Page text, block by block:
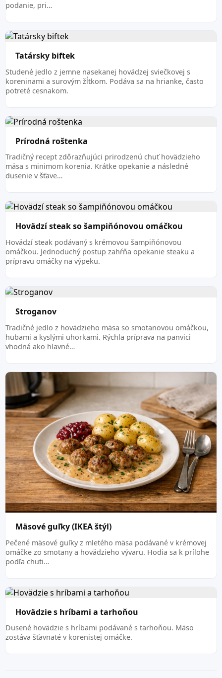
podanie, pri…
Tatársky biftek
Studené jedlo z jemne nasekanej hovädzej sviečkovej s
koreninami a surovým žĺtkom. Podáva sa na hrianke, často
potreté cesnakom.
Prírodná roštenka
Tradičný recept zdôrazňujúci prirodzenú chuť hovädzieho
mäsa s minimom korenia. Krátke opekanie a následné
dusenie v šťave…
Hovädzí steak so šampiňónovou omáčkou
Hovädzí steak podávaný s krémovou šampiňónovou
omáčkou. Jednoduchý postup zahŕňa opekanie steaku a
prípravu omáčky na výpeku.
Stroganov
Tradičné jedlo z hovädzieho mäsa so smotanovou omáčkou,
hubami a kyslými uhorkami. Rýchla príprava na panvici
vhodná ako hlavné…
Mäsové guľky (IKEA štýl)
Pečené mäsové guľky z mletého mäsa podávané v krémovej
omáčke zo smotany a hovädzieho vývaru. Hodia sa k prílohe
podľa chuti…
Hovädzie s hríbami a tarhoňou
Dusené hovädzie s hríbami podávané s tarhoňou. Mäso
zostáva šťavnaté v korenistej omáčke.